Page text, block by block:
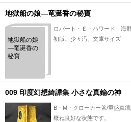
地獄船の娘―竜涎香の秘寶
地獄船の娘
―竜涎香の
秘寶
ロバート・Ｅ・ハワード 海
初版、少々汚、文庫サイズ
009 印度幻想綺譚集 小さな真鍮の神
B・M・クローカー著/重盛真
概ね良好な状態です。